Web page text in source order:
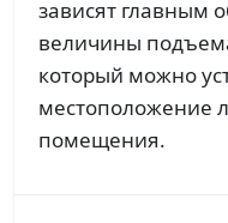
зависят главным
величины
который можно
местоположение
помещения.